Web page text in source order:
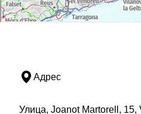
Адрес
Улица, Joanot Martorell, 15,